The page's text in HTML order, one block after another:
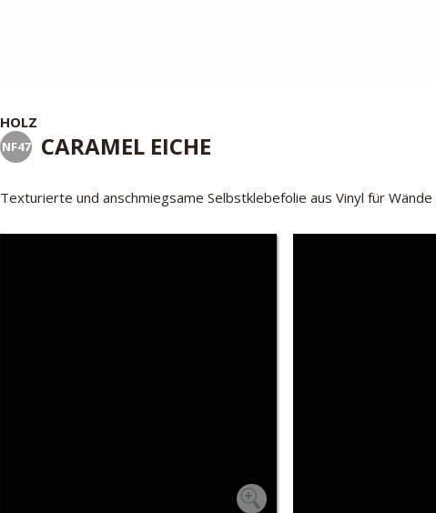
HOLZ
NF47 CARAMEL EICHE
Texturierte und anschmiegsame Selbstklebefolie aus Vinyl für Wände